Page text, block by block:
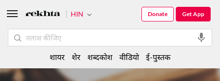
HIN Get App
Donate
शायर शेर शब्दकोश वीडियो ई-पुस्तक